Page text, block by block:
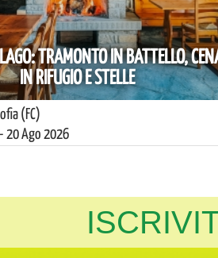
TRAMONTO IN BATTELLO,
IN RIFUGIO E STELLE
(FC)
20 Ago 2026